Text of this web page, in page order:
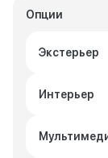
Опции
Экстерьер
Интерьер